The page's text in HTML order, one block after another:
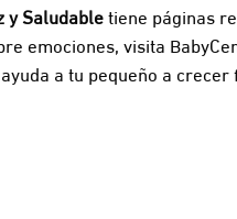
y Saludabletiene páginas
emociones, visita
a tu pequeño a crecer